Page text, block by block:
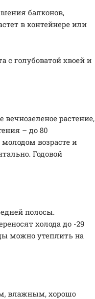
балконов,
в контейнере или
с голубоватой хвоей и
растение,
– до 80
возрасте и
Годовой
полосы.
холода до -29
можно утеплить на
влажным, хорошо